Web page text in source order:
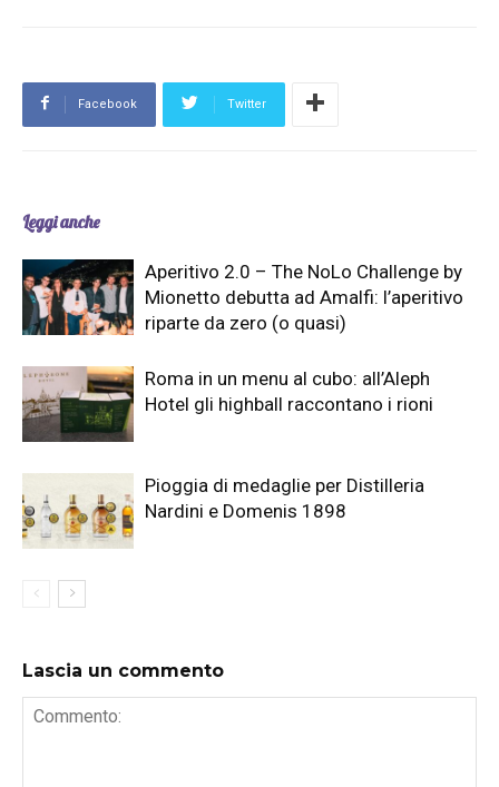
Facebook Twitter
Leggi anche
Aperitivo 2.0 – The NoLo Challenge by
Mionetto debutta ad Amalfi: l’aperitivo
riparte da zero (o quasi)
Roma in un menu al cubo: all’Aleph
Hotel gli highball raccontano i rioni
Pioggia di medaglie per Distilleria
Nardini e Domenis 1898
Lascia un commento